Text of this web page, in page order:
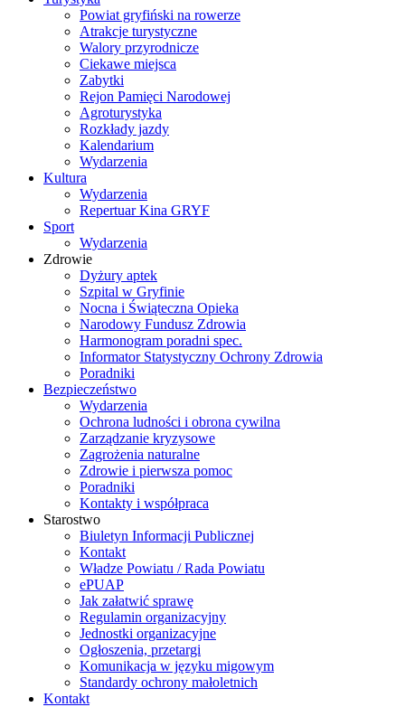
Powiat gryfiński na rowerze
Atrakcje turystyczne
Walory przyrodnicze
Ciekawe miejsca
Zabytki
Rejon Pamięci Narodowej
Agroturystyka
Rozkłady jazdy
Kalendarium
Wydarzenia
Kultura
Wydarzenia
Repertuar Kina GRYF
Sport
Wydarzenia
Zdrowie
Dyżury aptek
Szpital w Gryfinie
Nocna i Świąteczna Opieka
Narodowy Fundusz Zdrowia
Harmonogram poradni spec.
Informator Statystyczny Ochrony Zdrowia
Poradniki
Bezpieczeństwo
Wydarzenia
Ochrona ludności i obrona cywilna
Zarządzanie kryzysowe
Zagrożenia naturalne
Zdrowie i pierwsza pomoc
Poradniki
Kontakty i współpraca
Starostwo
Biuletyn Informacji Publicznej
Kontakt
Władze Powiatu / Rada Powiatu
ePUAP
Jak załatwić sprawę
Regulamin organizacyjny
Jednostki organizacyjne
Ogłoszenia, przetargi
Komunikacja w języku migowym
Standardy ochrony małoletnich
Kontakt